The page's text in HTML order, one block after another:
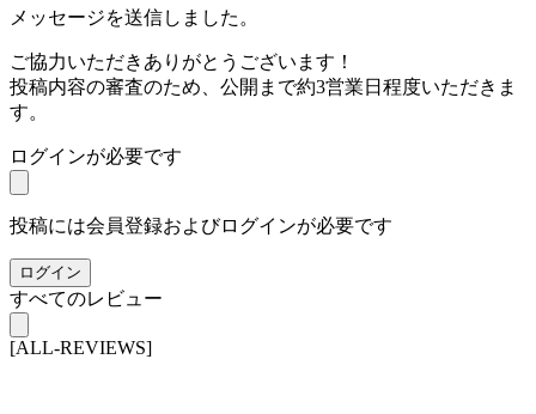
メッセージを送信しました。
ご協力いただきありがとうございます！
投稿内容の審査のため、公開まで約3営業日程度いただきま
す。
ログインが必要です
投稿には会員登録およびログインが必要です
ログイン
すべてのレビュー
[ALL-REVIEWS]